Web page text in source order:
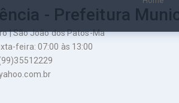
- Prefeitura
| São João dos Patos-Ma
feira: 07:00 às 13:00